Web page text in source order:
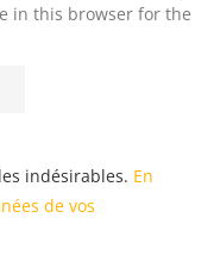
in this browser for the
indésirables. En
de vos